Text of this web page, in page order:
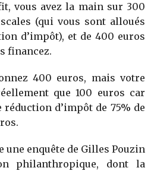
vous avez la main sur 300
(qui vous sont alloués
d’impôt), et de 400 euros
financez.
400 euros, mais votre
que 100 euros car
réduction d’impôt de 75% de
enquête de Gilles Pouzin
philanthropique, dont la